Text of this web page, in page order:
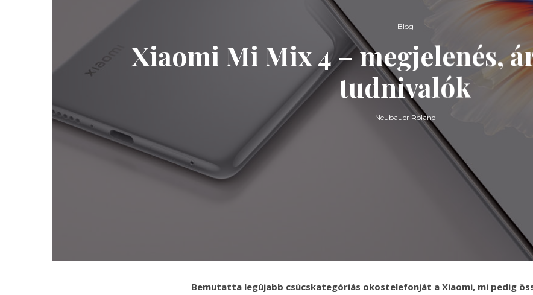
Blog
Xiaomi Mi Mix 4 – megjelenés,
tudnivalók
Neubauer Roland
Bemutatta legújabb csúcskategóriás okostelefonját a Xiaomi, mi pedig